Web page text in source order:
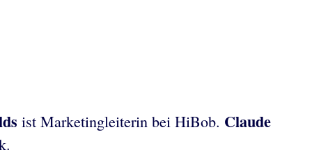
ist Marketingleiterin bei HiBob. Claude